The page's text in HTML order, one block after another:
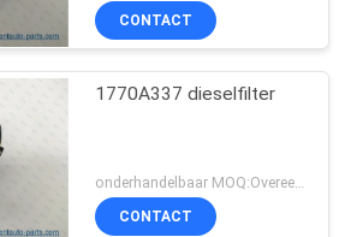
CONTACT
1770A337 dieselfilter
CONTACT